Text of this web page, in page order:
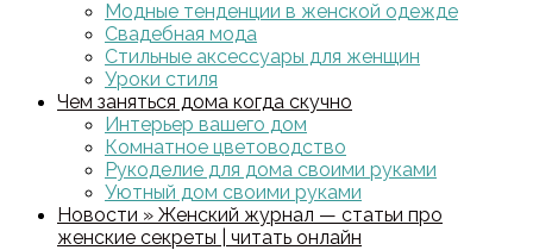
Модные тенденции в женской одежде
Свадебная мода
Стильные аксессуары для женщин
Уроки стиля
Чем заняться дома когда скучно
Интерьер вашего дом
Комнатное цветоводство
Рукоделие для дома своими руками
Уютный дом своими руками
Новости » Женский журнал — статьи про
женские секреты | читать онлайн